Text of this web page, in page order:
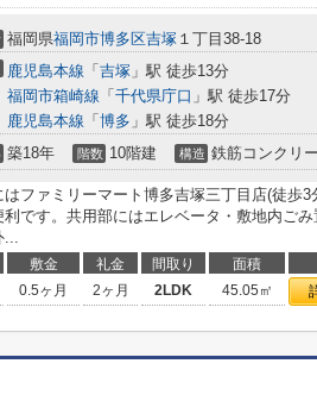
福岡県福岡市博多区吉塚 １丁目38-18
鹿児島本線 「 吉塚 」駅 徒歩13分
福岡市箱崎線 「 千代県庁口 」駅 徒歩17分
鹿児島本線 「 博多 」駅 徒歩18分
築18年 階数 10階建 構造 鉄筋コンクリ
はファミリーマート博多吉塚三丁目店(徒歩
利です。共用部にはエレベータ・敷地内ご
...
敷金 礼金 間取り 面積
0.5ヶ月 2ヶ月 2LDK 45.05㎡